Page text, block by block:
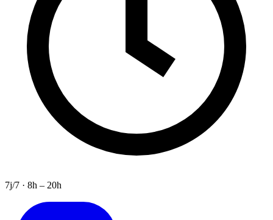
7j/7 · 8h – 20h